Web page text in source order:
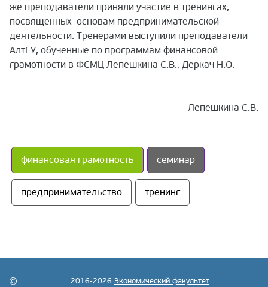
же преподаватели приняли участие в тренингах,
посвященных основам предпринимательской
деятельности. Тренерами выступили преподаватели
АлтГУ, обученные по программам финансовой
грамотности в ФСМЦ Лепешкина С.В., Деркач Н.О.
Лепешкина С.В.
финансовая грамотность семинар
предпринимательство тренинг
2016-2026 Экономический факультет